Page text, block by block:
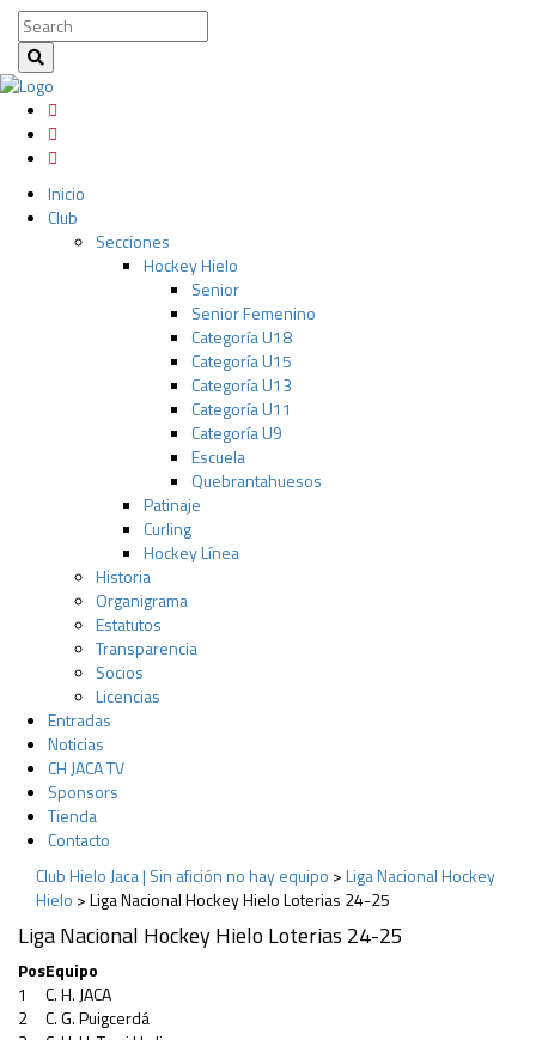
Inicio
Club
Secciones
Hockey Hielo
Senior
Senior Femenino
Categoría U18
Categoría U15
Categoría U13
Categoría U11
Categoría U9
Escuela
Quebrantahuesos
Patinaje
Curling
Hockey Línea
Historia
Organigrama
Estatutos
Transparencia
Socios
Licencias
Entradas
Noticias
CH JACA TV
Sponsors
Tienda
Contacto
Club Hielo Jaca | Sin afición no hay equipo >Liga Nacional Hockey
Hielo >Liga Nacional Hockey Hielo Loterias 24-25
Liga Nacional Hockey Hielo Loterias 24-25
PosEquipo
1
C. H. JACA
2
C. G. Puigcerdá